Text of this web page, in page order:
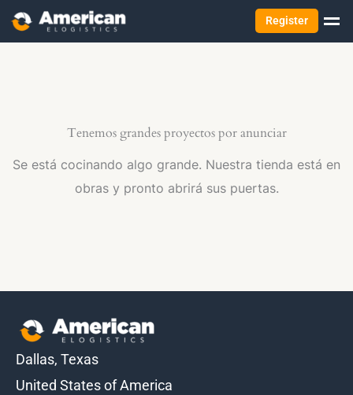
Register
Tenemos grandes proyectos por anunciar
Se está cocinando algo grande. Nuestra tienda está en
obras y pronto abrirá sus puertas.
Dallas, Texas
United States of America